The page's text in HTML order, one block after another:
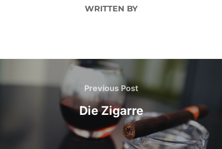
WRITTEN BY
Beitragsnavigation
Previous
Post
Previous Post
Die Zigarre